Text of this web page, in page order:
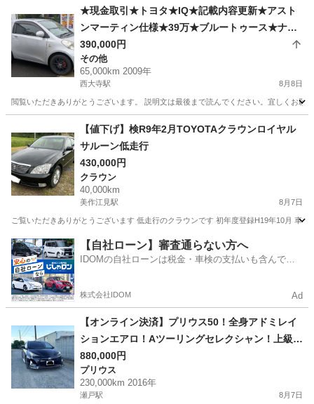
★現金取引★トヨタ★IQ★記載内容更新★アスト
ンマーティン仕様★39万★ブルートゥース★ナビ
★バックカメラ★２１年式★65000km走行★車検
令和10年7月まで★
390,000円
その他
65,000km 2009年
西大寺駅 8月8日
閲覧いただきありがとうございます。 説明文は最後まで読んでください。宜しく
西大寺駅 その他 アストンマーティン
【値下げ】検R9年2月TOYOTAクラウンロイヤル
サルーン低走行
430,000円
クラウン
40,000km
美作江見駅 8月7日
ご覧いただきありがとうございます 低走行のクラウンです 初年度登録H19年10月 車
岡山 美作市 美作江見駅 クラウン クラウンロイヤル
【自社ローン】審査通らない方へ
IDOMの自社ローンは税金・車検の支払いも含んでい
株式会社IDOM Ad
【オンライン決済】プリウス50！全身アドミレイ
ションエアロ！Aツーリングセレクシャン！上級グ
レード
880,000円
プリウス
230,000km 2016年
瀬戸駅 8月7日